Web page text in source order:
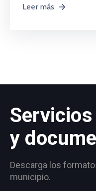
Leer más
y
Descarga los
municipio.